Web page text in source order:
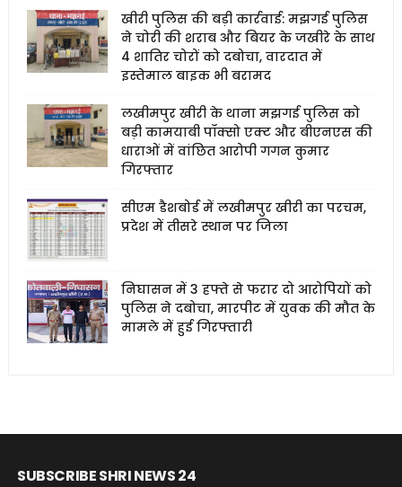
खीरी पुलिस की बड़ी कार्रवाई: मझगई पुलिस
ने चोरी की शराब और बियर के जखीरे के साथ
4 शातिर चोरों को दबोचा, वारदात में
इस्तेमाल बाइक भी बरामद
लखीमपुर खीरी के थाना मझगई पुलिस को
बड़ी कामयाबी पॉक्सो एक्ट और बीएनएस की
धाराओं में वांछित आरोपी गगन कुमार
गिरफ्तार
सीएम डैशबोर्ड में लखीमपुर खीरी का परचम,
प्रदेश में तीसरे स्थान पर जिला
निघासन में 3 हफ्ते से फरार दो आरोपियों को
पुलिस ने दबोचा, मारपीट में युवक की मौत के
मामले में हुई गिरफ्तारी
SUBSCRIBE SHRI NEWS 24